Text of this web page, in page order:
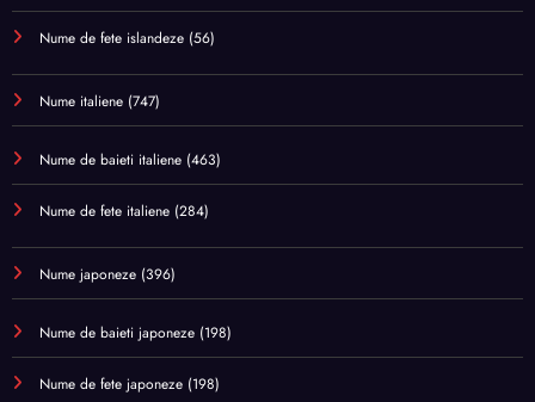
Nume de fete islandeze (56)
Nume italiene (747)
Nume de baieti italiene (463)
Nume de fete italiene (284)
Nume japoneze (396)
Nume de baieti japoneze (198)
Nume de fete japoneze (198)